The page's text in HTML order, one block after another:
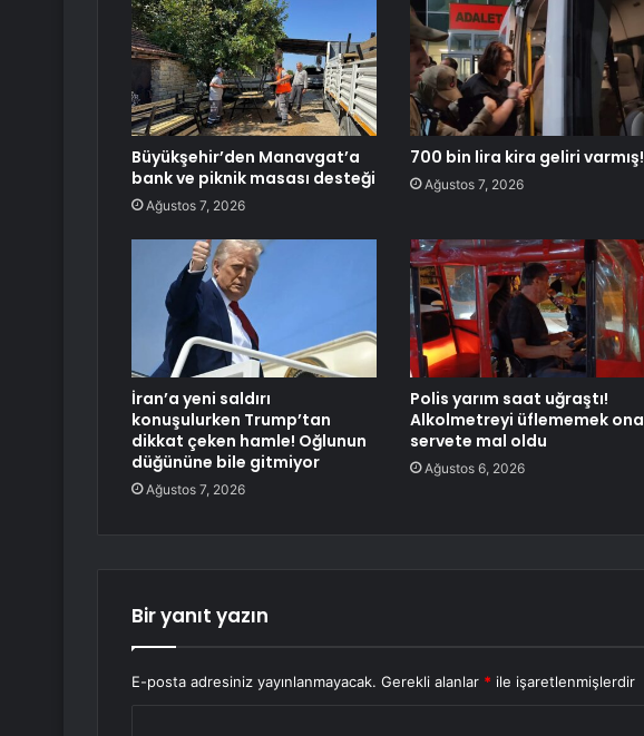
Büyükşehir’den Manavgat’a
bank ve piknik masası desteği
Ağustos 7, 2026
700 bin lira kira geliri varmış!
Ağustos 7, 2026
İran’a yeni saldırı
konuşulurken Trump’tan
dikkat çeken hamle! Oğlunun
düğününe bile gitmiyor
Ağustos 7, 2026
Polis yarım saat uğraştı!
Alkolmetreyi üflememek ona
servete mal oldu
Ağustos 6, 2026
Bir yanıt yazın
E-posta adresiniz yayınlanmayacak. Gerekli alanlar * ile işaretlenmişlerdir